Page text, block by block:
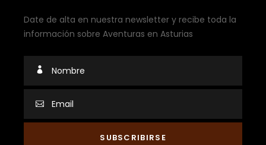
Date de alta en nuestra newsletter y recibe toda la
información sobre Aventuras en Asturias